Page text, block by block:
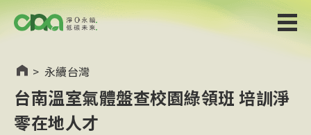
> 永續台灣
台南溫室氣體盤查校園綠領班 培訓淨
零在地人才